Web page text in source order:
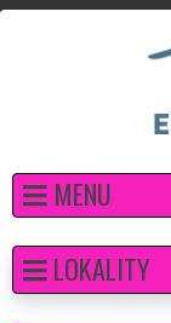
MENU
LOKALITY